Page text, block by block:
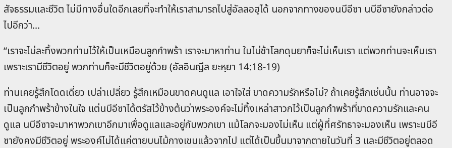
สัจธรรมและชีวิต ไม่มีทางอื่นใดอีกเลยที่จะทำให้เราสามารถไปสู่อัลลอฮฺได้ นอกจากทางของนบีอีซา นบีอีซายังกล่าวต่อ
ไปอีกว่า...
“เราจะไม่ละทิ้งพวกท่านไว้ให้เป็นเหมือนลูกกำพร้า เราจะมาหาท่าน ในไม่ช้าโลกดุนยาก็จะไม่เห็นเรา แต่พวกท่านจะเห็นเรา
เพราะเรามีชีวิตอยู่ พวกท่านก็จะมีชีวิตอยู่ด้วย (อัลอินญีล ยะหฺยา 14:18-19)
ท่านเคยรู้สึกโดดเดี่ยว เปล่าเปลี่ยว รู้สึกเหมือนขาดคนดูแล เอาใจใส่ ขาดความรักหรือไม่? ถ้าเคยรู้สึกเช่นนั้น ท่านอาจจะ
เป็นลูกกำพร้าข้างในใจ แต่นบีอีซาได้ตรัสไว้ข้างต้นว่าพระองค์จะไม่ทิ้งเหล่าสาวกไว้เป็นลูกกำพร้าที่ขาดความรักและคน
ดูแล นบีอีซาจะมาหาพวกเขาอีกมาเพื่อดูแลและอยู่กับพวกเขา แม้โลกจะมองไม่เห็น แต่ผู้ที่ศรัทธาจะมองเห็น เพราะนบีอี
ซายังคงมีชีวิตอยู่ พระองค์ไม่ได้แค่ตายบนไม้กางเขนแล้วจากไป แต่ได้เป็นขึ้นมาจากตายในวันที่ 3 และมีชีวิตอยู่ตลอด